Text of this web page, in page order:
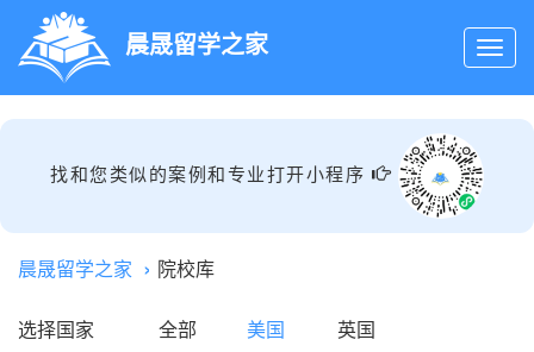
晨晟留学之家
找和您类似的案例和专业打开小程序
晨晟留学之家 院校库
选择国家 全部 美国
英国